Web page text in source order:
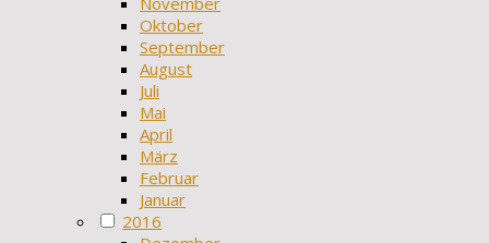
Oktober
September
August
Juli
Mai
April
März
Februar
Januar
2016